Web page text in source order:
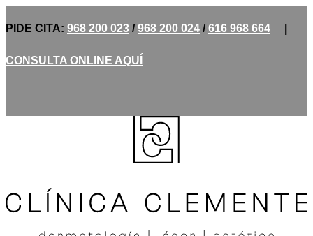
PIDE CITA: 968 200 023 /968 200 024 /616 968 664
CONSULTA ONLINE AQUÍ